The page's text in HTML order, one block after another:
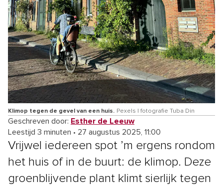
Klimop tegen de gevel van een huis. Pexels | fotografie Tuba Din
Geschreven door: Esther de Leeuw
Leestijd 3 minuten • 27 augustus 2025, 11:00
Vrijwel iedereen spot ’m ergens rondom
het huis of in de buurt: de klimop. Deze
groenblijvende plant klimt sierlijk tegen